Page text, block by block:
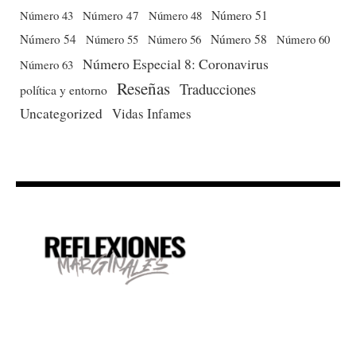
Número 43 Número 47 Número 48 Número 51
Número 54 Número 55 Número 56 Número 58
Número 60
Número 63 Número Especial 8: Coronavirus
política y entorno Reseñas Traducciones
Uncategorized Vidas Infames